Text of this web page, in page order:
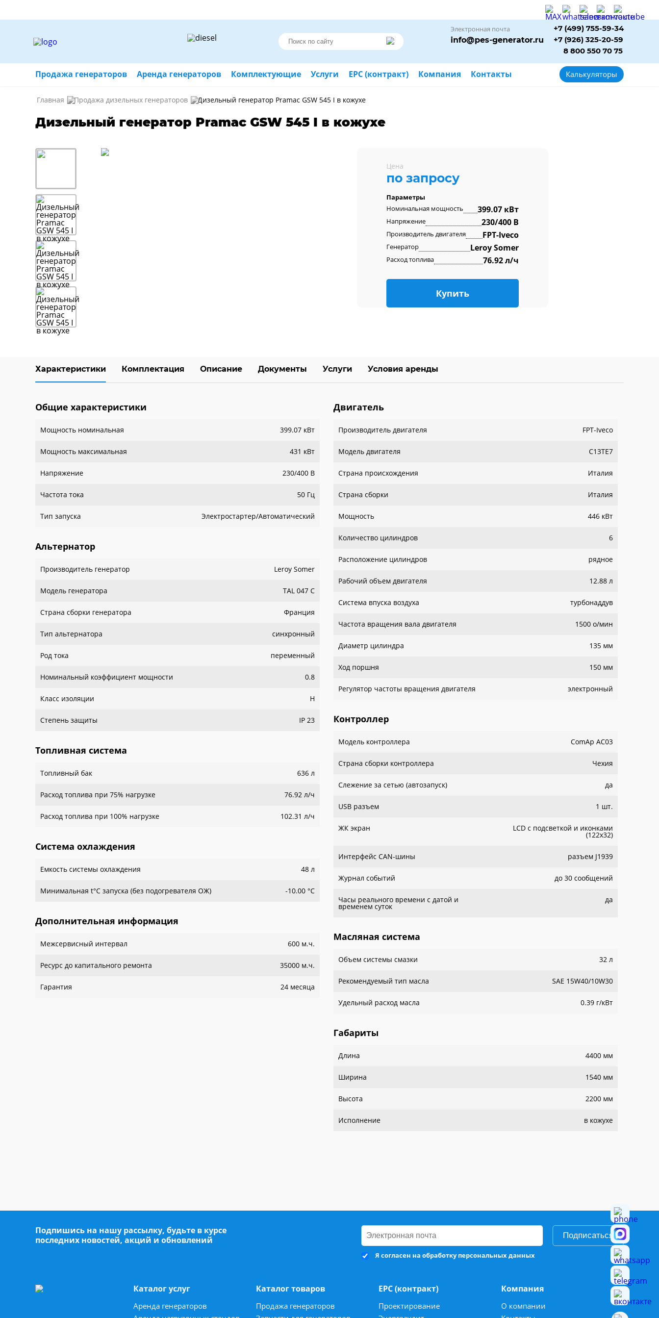
Электронная почта
info@pes-generator.ru
+7 (499) 755-59-34
+7 (926) 325-20-59
8 800 550 70 75
Продажа генераторов Аренда генераторов Комплектующие Услуги ЕРС (контракт) Компания Контакты Калькуляторы
Главная Продажа дизельных генераторов Дизельный генератор Pramac GSW 545 I в кожухе
Дизельный генератор Pramac GSW 545 I в кожухе
Цена
по запросу
Параметры
Номинальная мощность
399.07 кВт
Напряжение 230/400 В
Производитель двигателя FPT-Iveco
Генератор Leroy Somer
Расход топлива 76.92 л/ч
Купить
Характеристики Комплектация Описание Документы Услуги Условия аренды
Общие характеристики
Мощность номинальная 399.07 кВт
Мощность максимальная 431 кВт
Напряжение 230/400 В
Частота тока 50 Гц
Тип запуска Электростартер/Автоматический
Альтернатор
Производитель генератор Leroy Somer
Модель генератора TAL 047 C
Страна сборки генератора Франция
Тип альтернатора синхронный
Род тока переменный
Номинальный коэффициент мощности 0.8
Класс изоляции H
Степень защиты IP 23
Топливная система
Топливный бак 636 л
Расход топлива при 75% нагрузке 76.92 л/ч
Расход топлива при 100% нагрузке 102.31 л/ч
Система охлаждения
Емкость системы охлаждения 48 л
Минимальная t°С запуска (без подогревателя ОЖ) -10.00 °С
Дополнительная информация
Межсервисный интервал 600 м.ч.
Ресурс до капитального ремонта 35000 м.ч.
Гарантия 24 месяца
Двигатель
Производитель двигателя FPT-Iveco
Модель двигателя C13TE7
Страна происхождения Италия
Страна сборки Италия
Мощность 446 кВт
Количество цилиндров 6
Расположение цилиндров рядное
Рабочий объем двигателя 12.88 л
Система впуска воздуха турбонаддув
Частота вращения вала двигателя 1500 о/мин
Диаметр цилиндра 135 мм
Ход поршня 150 мм
Регулятор частоты вращения двигателя электронный
Контроллер
Модель контроллера ComAp AC03
Страна сборки контроллера Чехия
Слежение за сетью (автозапуск) да
USB разъем 1 шт.
ЖК экран LCD с подсветкой и иконками
(122x32)
Интерфейс CAN-шины разъем J1939
Журнал событий до 30 сообщений
Часы реального времени с датой и
временем суток
да
Масляная система
Объем системы смазки 32 л
Рекомендуемый тип масла SAE 15W40/10W30
Удельный расход масла 0.39 г/кВт
Габариты
Длина 4400 мм
Ширина 1540 мм
Высота 2200 мм
Исполнение в кожухе
Подпишись на нашу рассылку, будьте в курсе
последних новостей, акций и обновлений
Подписаться
Я согласен на обработку персональных данных
Каталог услуг
Аренда генераторов
Каталог товаров
Продажа генераторов
ЕРС (контракт)
Проектирование
Компания
О компании